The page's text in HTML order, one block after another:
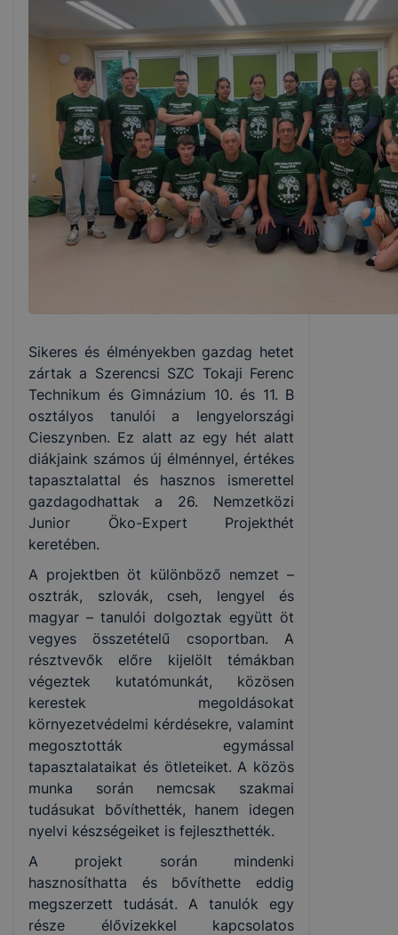
Sikeres és élményekben gazdag hetet
zártak a Szerencsi SZC Tokaji Ferenc
Technikum és Gimnázium 10. és 11. B
osztályos tanulói a lengyelországi
Cieszynben. Ez alatt az egy hét alatt
diákjaink számos új élménnyel, értékes
tapasztalattal és hasznos ismerettel
gazdagodhattak a 26. Nemzetközi
Junior Öko-Expert Projekthét
keretében.
A projektben öt különböző nemzet –
osztrák, szlovák, cseh, lengyel és
magyar – tanulói dolgoztak együtt öt
vegyes összetételű csoportban. A
résztvevők előre kijelölt témákban
végeztek kutatómunkát, közösen
kerestek megoldásokat
környezetvédelmi kérdésekre, valamint
megosztották egymással
tapasztalataikat és ötleteiket. A közös
munka során nemcsak szakmai
tudásukat bővíthették, hanem idegen
nyelvi készségeiket is fejleszthették.
A projekt során mindenki
hasznosíthatta és bővíthette eddig
megszerzett tudását. A tanulók egy
része élővizekkel kapcsolatos